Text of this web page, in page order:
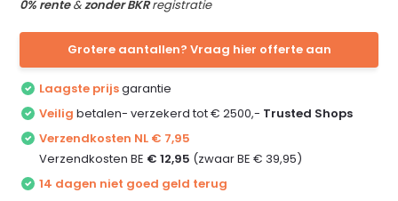
0% rente&zonder BKRregistratie
Grotere aantallen? Vraag hier offerte aan
Laagste prijsgarantie
Veilig betalen- verzekerd tot € 2500,- Trusted Shops
Verzendkosten NL € 7,95
Verzendkosten BE € 12,95 (zwaar BE € 39,95)
14 dagen niet goed geld terug